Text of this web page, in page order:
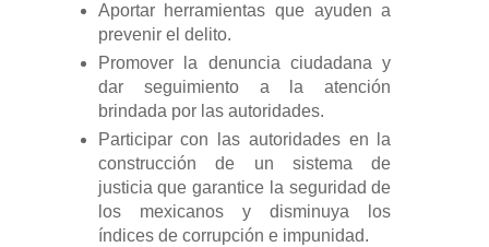
Aportar herramientas que ayuden a
prevenir el delito.
Promover la denuncia ciudadana y
dar seguimiento a la atención
brindada por las autoridades.
Participar con las autoridades en la
construcción de un sistema de
justicia que garantice la seguridad de
los mexicanos y disminuya los
índices de corrupción e impunidad.